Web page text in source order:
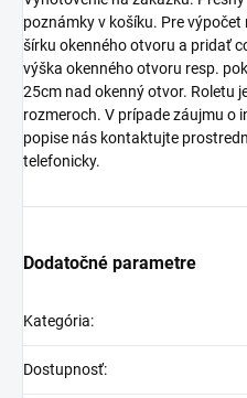
poznámky v košíku. Pre
šírku okenného otvoru a pridať
výška okenného otvoru resp.
25cm nad okenný otvor. Roletu
rozmeroch. V prípade záujmu o
popise nás kontaktujte
telefonicky.
Dodatočné parametre
Kategória:
Dostupnosť: